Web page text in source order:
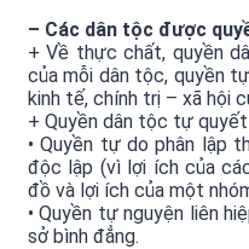
– Các dân tộc được
+ Về thực chất, quyền
của mỗi dân tộc, quyền
kinh tế, chính trị – xã hội
+ Quyền dân tộc tự
• Quyền tự do phân lập
độc lập (vì lợi ích của
đồ và lợi ích của một
• Quyền tự nguyện liên
sở bình đẳng.